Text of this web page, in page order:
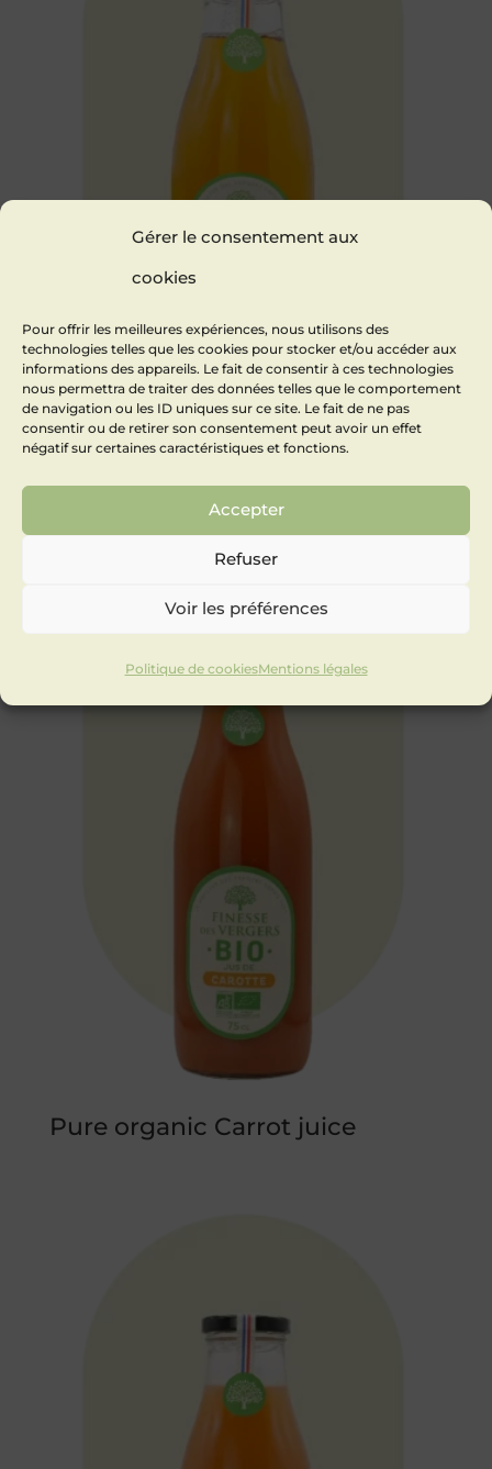
Gérer le consentement aux
cookies
Pour offrir les meilleures expériences, nous utilisons des
technologies telles que les cookies pour stocker et/ou accéder aux
informations des appareils. Le fait de consentir à ces technologies
nous permettra de traiter des données telles que le comportement
de navigation ou les ID uniques sur ce site. Le fait de ne pas
consentir ou de retirer son consentement peut avoir un effet
négatif sur certaines caractéristiques et fonctions.
Accepter
Refuser
Voir les préférences
Politique de cookiesMentions légales
Pure organic Apple juice
Pure organic Carrot juice